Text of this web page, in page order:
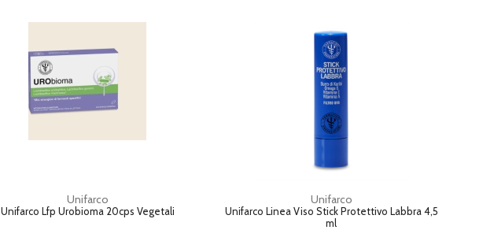
Unifarco
Unifarco Lfp Urobioma 20cps Vegetali
Unifarco
Unifarco Linea Viso Stick Protettivo Labbra 4,5
ml